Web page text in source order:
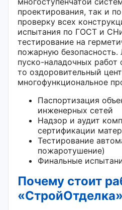
проектирования, так и
проверку всех
испытания по ГОСТ и
тестирование на
пожарную
пуско-наладочных работ
то оздоровительный
многофункциональное
Паспортизация
инженерных сетей
Надзор и аудит
сертификации
Тестирование
пожаротушение)
Финальные
Почему стоит
«СтройОтделка»